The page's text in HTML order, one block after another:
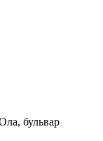
бульвар